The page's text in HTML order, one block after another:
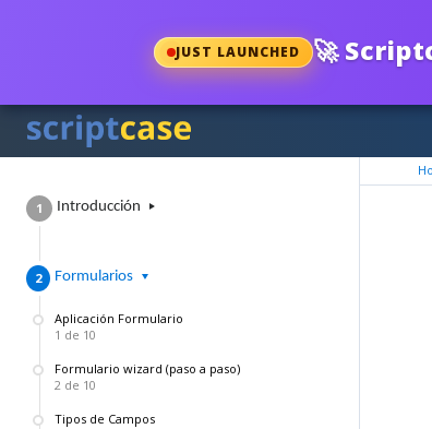
JUST LAUNCHED 🚀
1 Introducción
2 F​ormularios
Aplicación Formulario
1 de 10
Formulario wizard (paso a paso)
2 de 10
Tipos de Campos